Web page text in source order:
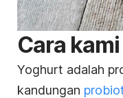
Cara
Yoghurt adalah
kandungan